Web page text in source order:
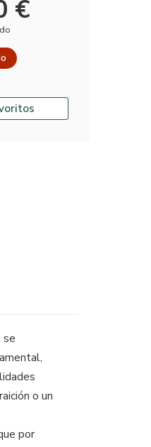
€
se
o un
por